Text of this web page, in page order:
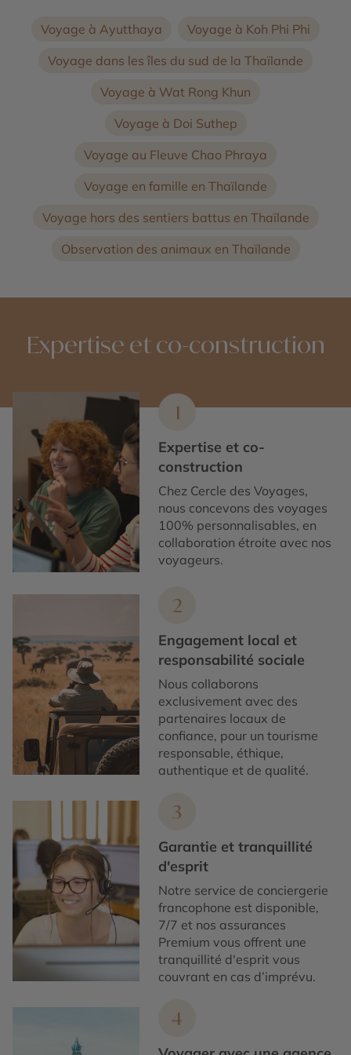
Voyage à Ayutthaya
Voyage à Koh Phi Phi
Voyage dans les îles du sud de la Thaïlande
Voyage à Wat Rong Khun
Voyage à Doi Suthep
Voyage au Fleuve Chao Phraya
Voyage en famille en Thaïlande
Voyage hors des sentiers battus en Thaïlande
Observation des animaux en Thaïlande
Expertise et co-construction
1
Expertise et co-
construction
Chez Cercle des Voyages,
nous concevons des voyages
100% personnalisables, en
collaboration étroite avec nos
voyageurs.
2
Engagement local et
responsabilité sociale
Nous collaborons
exclusivement avec des
partenaires locaux de
confiance, pour un tourisme
responsable, éthique,
authentique et de qualité.
3
Garantie et tranquillité
d'esprit
Notre service de conciergerie
francophone est disponible,
7/7 et nos assurances
Premium vous offrent une
tranquillité d'esprit vous
couvrant en cas d’imprévu.
4